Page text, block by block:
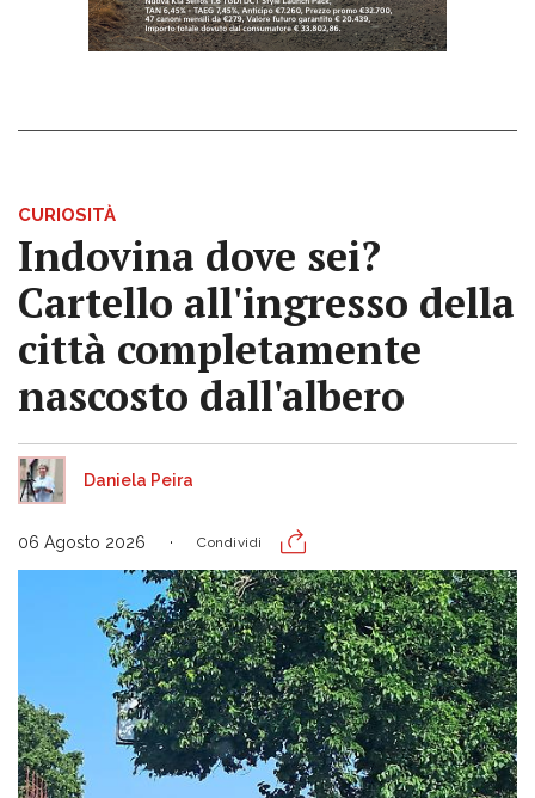
CURIOSITÀ
Indovina dove sei?
Cartello all'ingresso della
città completamente
nascosto dall'albero
Daniela Peira
06 Agosto 2026 Condividi